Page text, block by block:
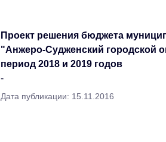
Проект решения бюджета
"Анжеро-Судженский городской
период 2018 и 2019 годов
-
Дата публикации: 15.11.2016